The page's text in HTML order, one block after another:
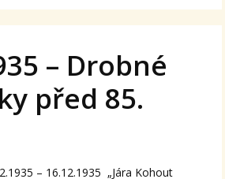
– Drobné
před 85.
– 16.12.1935 „Jára Kohout